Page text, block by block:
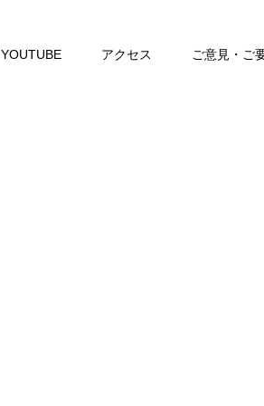
YOUTUBE アクセス ご意見・ご